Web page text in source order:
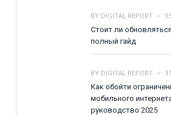
BY DIGITAL REPORT
Стоит ли
полный гайд
BY DIGITAL REPORT
Как обойти
мобильного
руководство 2025